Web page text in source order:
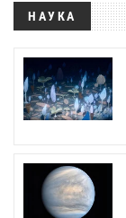
НАУКА